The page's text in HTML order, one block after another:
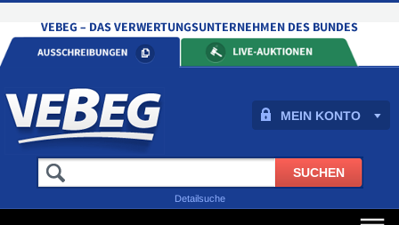
MEIN KONTO
Detailsuche